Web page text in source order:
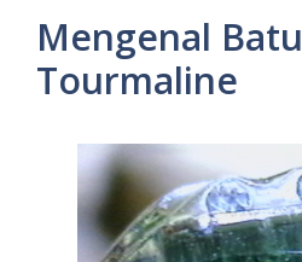
Mengenal Batu
Tourmaline